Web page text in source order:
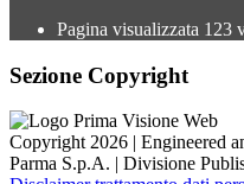
Pagina visualizzata 123
Sezione Copyright
Copyright 2026 | Engineered
Parma S.p.A. | Divisione